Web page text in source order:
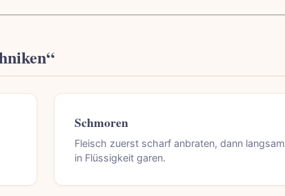
Schmoren
Fleisch zuerst scharf anbraten, dann langsam
in Flüssigkeit garen.